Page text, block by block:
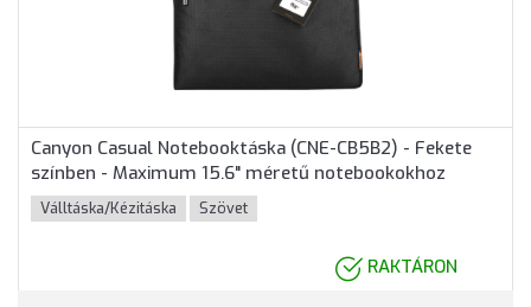
Canyon Casual Notebooktáska (CNE-CB5B2) - Fekete
színben - Maximum 15.6" méretű notebookokhoz
Válltáska/Kézitáska Szövet
RAKTÁRON